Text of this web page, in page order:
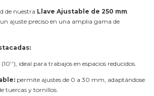
de nuestra Llave Ajustable de 250 mm.
ajuste preciso en una amplia gama de
ideal para trabajos en espacios reducidos.
permite ajustes de 0 a 30 mm, adaptándose
tuercas y tornillos.